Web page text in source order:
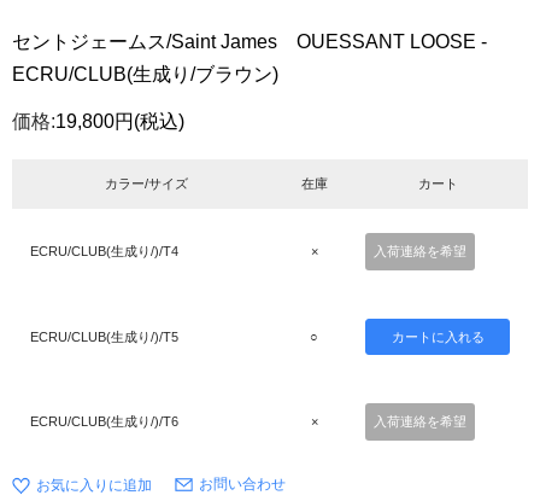
セントジェームス/Saint James OUESSANT LOOSE -
ECRU/CLUB(生成り/ブラウン)
価格:19,800円 (税込)
カラー/サイズ 在庫 カート
ECRU/CLUB(生成り/)/T4 × 入荷連絡を希望
ECRU/CLUB(生成り/)/T5 ○
ECRU/CLUB(生成り/)/T6 × 入荷連絡を希望
お問い合わせ